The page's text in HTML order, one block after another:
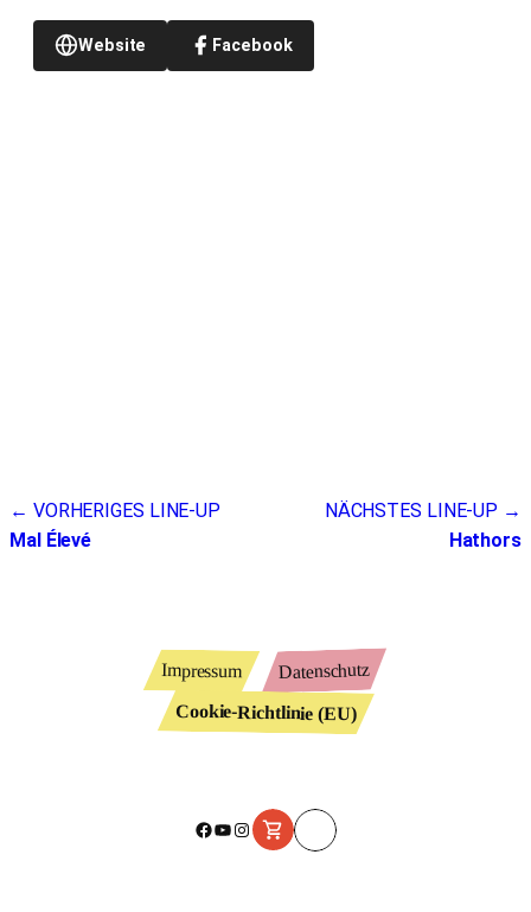
Website Facebook
Beitragsnavigation
← VORHERIGES LINE-UP
Mal Élevé
NÄCHSTES LINE-UP →
Hathors
Impressum Datenschutz
Cookie-Richtlinie (EU)
Facebook
YouTube
Instagram